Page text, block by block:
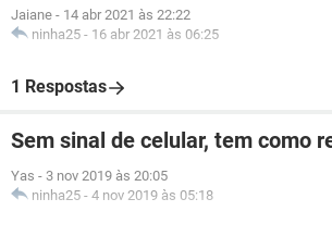
Jaiane - 14 abr 2021 às 22:22
ninha25 - 16 abr 2021 às 06:25
1 Respostas
Sem sinal de celular, tem como
Yas - 3 nov 2019 às 20:05
ninha25 - 4 nov 2019 às 05:18